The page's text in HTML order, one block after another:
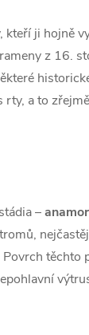
kteří ji hojně
z 16.
rty, a to
–
těchto